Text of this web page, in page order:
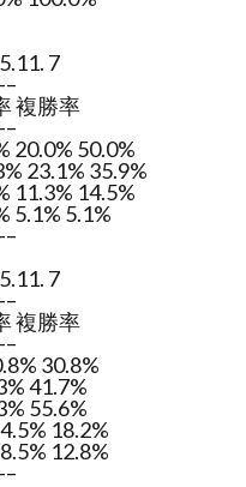
7
複勝率
20.0% 50.0%
23.1% 35.9%
11.3% 14.5%
5.1% 5.1%
7
複勝率
30.8%
41.7%
55.6%
18.2%
12.8%